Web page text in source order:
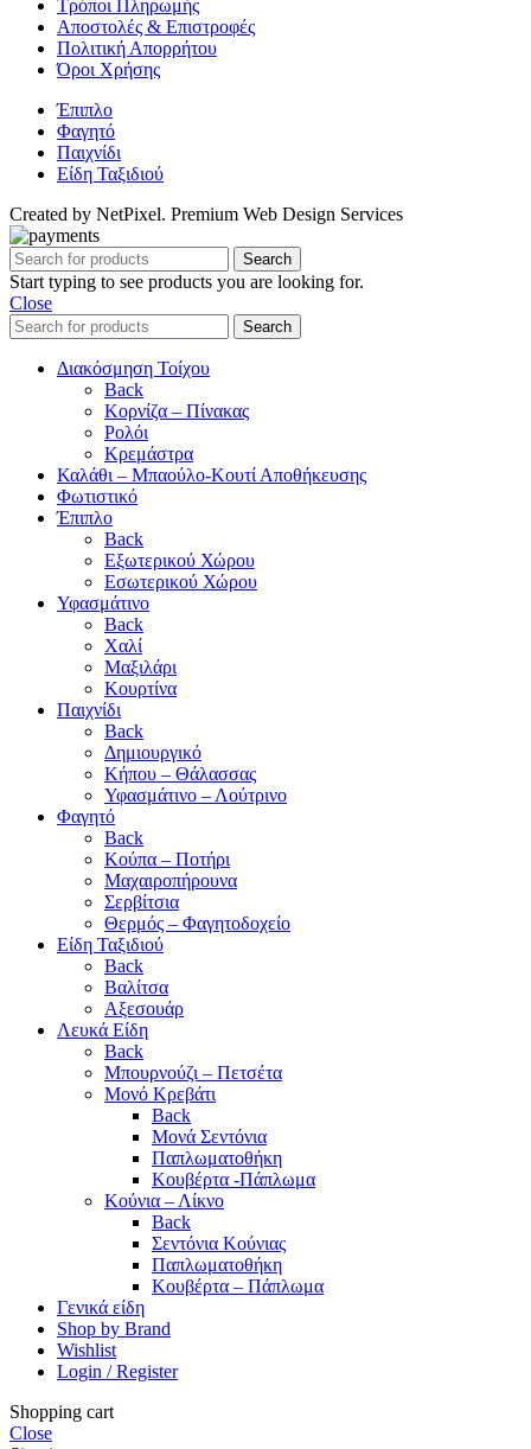
Τρόποι Πληρωμής
Αποστολές & Επιστροφές
Πολιτική Απορρήτου
Όροι Χρήσης
Έπιπλο
Φαγητό
Παιχνίδι
Είδη Ταξιδιού
Created by NetPixel. Premium Web Design Services
Search
Start typing to see products you are looking for.
Close
Search
Διακόσμηση Τοίχου
Back
Κορνίζα – Πίνακας
Ρολόι
Κρεμάστρα
Καλάθι – Μπαούλο-Κουτί Αποθήκευσης
Φωτιστικό
Έπιπλο
Back
Εξωτερικού Χώρου
Εσωτερικού Χώρου
Υφασμάτινο
Back
Χαλί
Μαξιλάρι
Κουρτίνα
Παιχνίδι
Back
Δημιουργικό
Κήπου – Θάλασσας
Υφασμάτινο – Λούτρινο
Φαγητό
Back
Κούπα – Ποτήρι
Μαχαιροπήρουνα
Σερβίτσια
Θερμός – Φαγητοδοχείο
Είδη Ταξιδιού
Back
Βαλίτσα
Αξεσουάρ
Λευκά Είδη
Back
Μπουρνούζι – Πετσέτα
Μονό Κρεβάτι
Back
Μονά Σεντόνια
Παπλωματοθήκη
Κουβέρτα -Πάπλωμα
Κούνια – Λίκνο
Back
Σεντόνια Κούνιας
Παπλωματοθήκη
Κουβέρτα – Πάπλωμα
Γενικά είδη
Shop by Brand
Wishlist
Login / Register
Shopping cart
Close